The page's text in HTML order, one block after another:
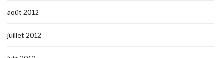
août 2012
juillet 2012